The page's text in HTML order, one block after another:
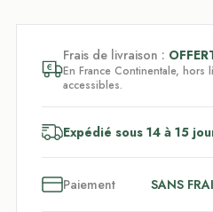
Frais de livraison :
En France Continentale, hors
accessibles.
Expédié sous 14 à 15
Paiement SANS